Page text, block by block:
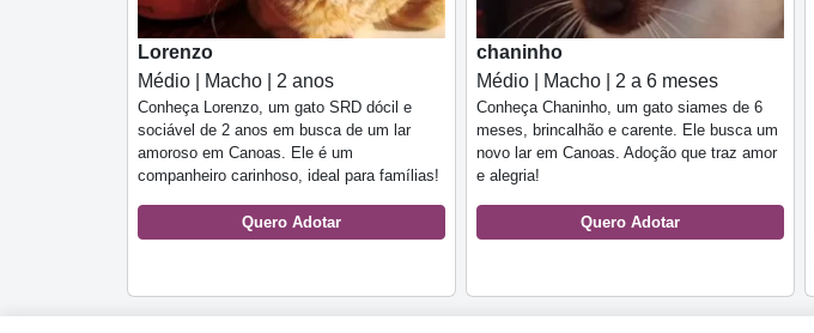
Lorenzo
Médio | Macho | 2 anos
Conheça Lorenzo, um gato SRD dócil e
sociável de 2 anos em busca de um lar
amoroso em Canoas. Ele é um
companheiro carinhoso, ideal para famílias!
Quero Adotar
chaninho
Médio | Macho | 2 a 6 meses
Conheça Chaninho, um gato siames de 6
meses, brincalhão e carente. Ele busca um
novo lar em Canoas. Adoção que traz amor
e alegria!
Quero Adotar